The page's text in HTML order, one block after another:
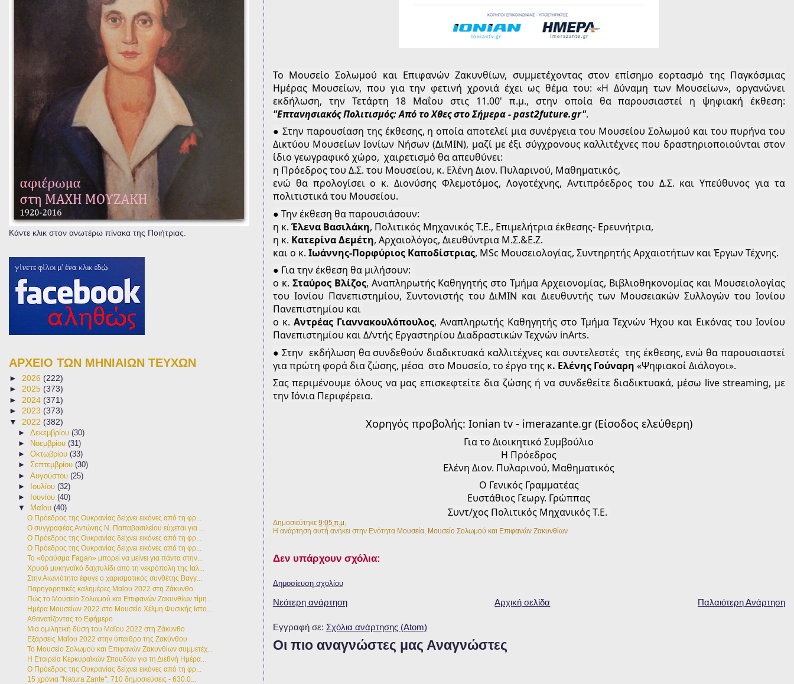
Το Μουσείο Σολωμού και Επιφανών Ζακυνθίων, συμμετέχοντας στον επίσημο εορτασμό της Παγκόσμιας
Ημέρας Μουσείων, που για την φετινή χρονιά έχει ως θέμα του: «Η Δύναμη των Μουσείων», οργανώνει
"Επτανησιακός Πολιτισμός: Από το Χθες στο Σήμερα - past2future.gr".
● Στην παρουσίαση της έκθεσης, η οποία αποτελεί μια συνέργεια του Μουσείου Σολωμού και του πυρήνα του
Δικτύου Μουσείων Ιονίων Νήσων (ΔιΜΙΝ), μαζί με έξι σύγχρονους καλλιτέχνες που δραστηριοποιούνται στον
ίδιο γεωγραφικό χώρο,  χαιρετισμό θα απευθύνει:
η Πρόεδρος του Δ.Σ. του Μουσείου, κ. Ελένη Διον. Πυλαρινού, Μαθηματικός,
ενώ θα προλογίσει ο κ. Διονύσης Φλεμοτόμος, Λογοτέχνης, Αντιπρόεδρος του Δ.Σ. και Υπεύθυνος για τα
πολιτιστικά του Μουσείου.
● Την έκθεση θα παρουσιάσουν:
η κ. Έλενα Βασιλάκη, Πολιτικός Μηχανικός Τ.Ε., Επιμελήτρια έκθεσης- Ερευνήτρια,
η κ. Κατερίνα Δεμέτη, Αρχαιολόγος, Διευθύντρια Μ.Σ.&Ε.Ζ.
και ο κ. Ιωάννης-Πορφύριος Καποδίστριας, MSc Μουσειολογίας, Συντηρητής Αρχαιοτήτων και Έργων Τέχνης.
● Για την έκθεση θα μιλήσουν:
ο κ. Σταύρος Βλίζος, Αναπληρωτής Καθηγητής στο Τμήμα Αρχειονομίας, Βιβλιοθηκονομίας και Μουσειολογίας
του Ιονίου Πανεπιστημίου, Συντονιστής του ΔιΜΙΝ και Διευθυντής των Μουσειακών Συλλογών του Ιονίου
Πανεπιστημίου και
ο κ. Αντρέας Γιαννακουλόπουλος, Αναπληρωτής Καθηγητής στο Τμήμα Τεχνών Ήχου και Εικόνας του Ιονίου
Πανεπιστημίου και Δ/ντής Εργαστηρίου Διαδραστικών Τεχνών inArts.
● Στην  εκδήλωση θα συνδεθούν διαδικτυακά καλλιτέχνες και συντελεστές  της έκθεσης, ενώ θα παρουσιαστεί
για πρώτη φορά δια ζώσης, μέσα  στο Μουσείο, το έργο της κ. Ελένης Γούναρη «Ψηφιακοί Διάλογοι».
Σας περιμένουμε όλους να μας επισκεφτείτε δια ζώσης ή να συνδεθείτε διαδικτυακά, μέσω live streaming, με
την Ιόνια Περιφέρεια.
Χορηγός προβολής: Ionian tv - imerazante.gr (Είσοδος ελεύθερη)
Για το Διοικητικό Συμβούλιο
H Πρόεδρος
Ελένη Διον. Πυλαρινού, Μαθηματικός
Ο Γενικός Γραμματέας
Ευστάθιος Γεωργ. Γρώππας
Συντ/χος Πολιτικός Μηχανικός Τ.Ε.
Δημοσιεύτηκε 9:05 π.μ.
Η ανάρτηση αυτή ανήκει στην Ενότητα Μουσεία, Μουσείο Σολωμού και Επιφανών Ζακυνθίων
Δεν υπάρχουν σχόλια:
Δημοσίευση σχολίου
Νεότερη ανάρτηση Παλαιότερη Ανάρτηση
Αρχική σελίδα
Εγγραφή σε: Σχόλια ανάρτησης (Atom)
Οι πιο αναγνώστες μας Αναγνώστες
Κάντε κλικ στον ανωτέρω πίνακα της Ποιήτριας.
ΑΡΧΕΙΟ ΤΩΝ ΜΗΝΙΑΙΩΝ ΤΕΥΧΩΝ
► 2026 (222)
► 2025 (373)
► 2024 (371)
► 2023 (373)
▼ 2022 (382)
►Δεκεμβρίου(30)
►
Νοεμβρίου(31)
►Οκτωβρίου(33)
►Σεπτεμβρίου(30)
►Αυγούστου(25)
► Ιουλίου(32)
►
Ιουνίου(40)
▼
Μαΐου(40)
Ο Πρόεδρος της Ουκρανίας δείχνει εικόνες από τη φρ...
Ο συγγραφέας Αντώνης Ν. Παπαβασιλείου εύχεται για ...
Ο Πρόεδρος της Ουκρανίας δείχνει εικόνες από τη φρ...
Ο Πρόεδρος της Ουκρανίας δείχνει εικόνες από τη φρ...
Το «θραύσμα Fagan» μπορεί να μείνει για πάντα στην...
Χρυσό μυκηναϊκό δαχτυλίδι από τη νεκρόπολη της Ιαλ...
Στην Αιωνιότητα έφυγε ο χαρισματικός συνθέτης Βαγγ...
Παρηγορητικές καλημέρες Μαΐου 2022 στη Ζάκυνθο
Πώς το Μουσείο Σολωμού και Επιφανών Ζακυνθίων τίμη...
Ημέρα Μουσείων 2022 στο Μουσείο Χέλμη Φυσικής Ιστο...
Αθανατίζοντας το Εφήμερο
Μια ομιλητική δύση του Μαΐου 2022 στη Ζάκυνθο
Εξάρσεις Μαΐου 2022 στην ύπαιθρο της Ζακύνθου
Το Μουσείο Σολωμού και Επιφανών Ζακυνθίων συμμετέχ...
Η Εταιρεία Κερκυραϊκών Σπουδών για τη Διεθνή Ημέρα...
Ο Πρόεδρος της Ουκρανίας δείχνει εικόνες από τη φρ...
15 χρόνια "Natura Zante": 710 δημοσιεύσεις - 630.0...